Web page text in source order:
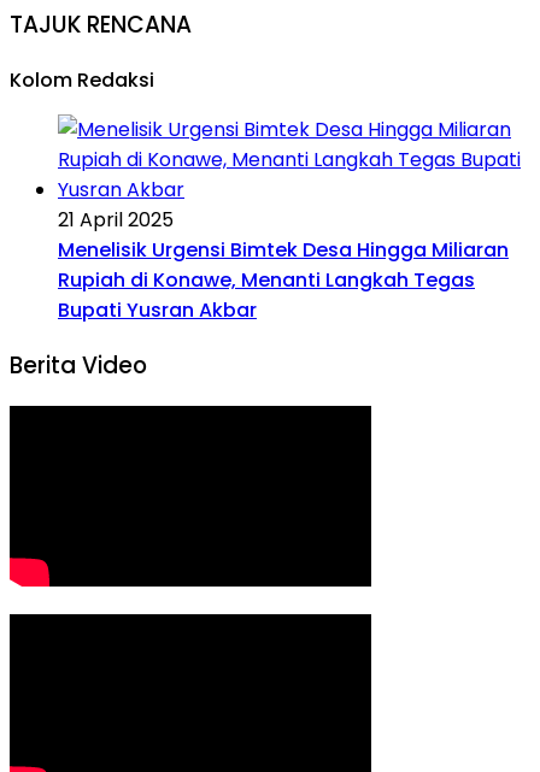
TAJUK RENCANA
Kolom Redaksi
21 April 2025
Menelisik Urgensi Bimtek Desa Hingga Miliaran
Rupiah di Konawe, Menanti Langkah Tegas
Bupati Yusran Akbar
Berita Video